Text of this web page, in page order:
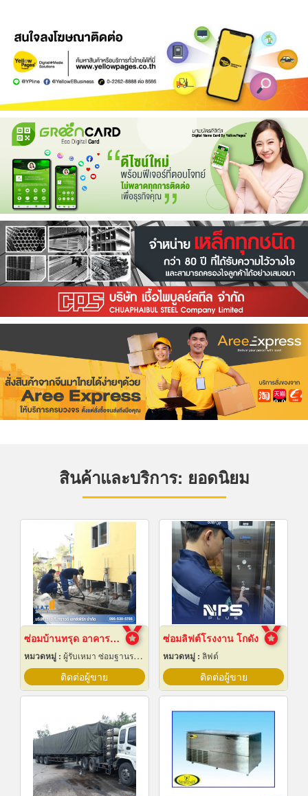
สินค้าและบริการ: ยอดนิยม
ซ่อมบ้านทรุด อาคารทรุด
หมวดหมู่ : ผู้รับเหมา ซ่อมฐานรากและโครงสร้างก่อสร้าง
ติดต่อผู้ขาย
ซ่อมลิฟต์โรงงาน โกดัง
หมวดหมู่ : ลิฟต์
ติดต่อผู้ขาย